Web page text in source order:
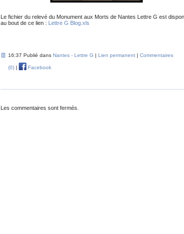
Le fichier du relevé du Monument aux Morts de Nantes Lettre G est
au bout de ce lien : Lettre G Blog.xls
16:37 Publié dans Nantes - Lettre G | Lien permanent| Commentaires
(0)| Facebook
Les commentaires sont fermés.